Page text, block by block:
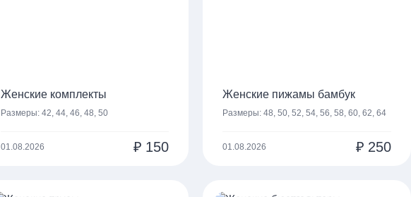
Женские комплекты
Размеры: 42, 44, 46, 48, 50
01.08.2026 ₽ 150
Женские пижамы бамбук
Размеры:48, 50, 52, 54, 56, 58, 60, 62, 64
01.08.2026 ₽ 250